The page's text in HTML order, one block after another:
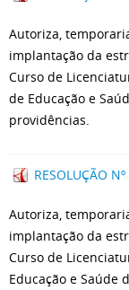
Autoriza,
implantação da
Curso de
de Educação e
providências.
RESOLUÇÃO
Autoriza,
implantação da
Curso de
Educação e Saúde